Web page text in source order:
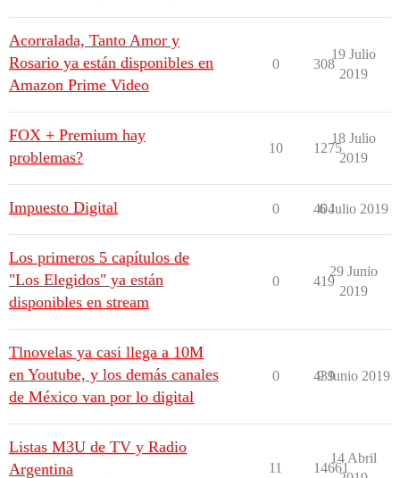
Acorralada, Tanto Amor y
Rosario ya están disponibles en
Amazon Prime Video
0 308
19 Julio
2019
FOX + Premium hay
problemas?
10 1275
18 Julio
2019
Impuesto Digital 0 404
6 Julio 2019
Los primeros 5 capítulos de
"Los Elegidos" ya están
disponibles en stream
0 419
29 Junio
2019
Tlnovelas ya casi llega a 10M
en Youtube, y los demás canales
de México van por lo digital
0 439
9 Junio 2019
Listas M3U de TV y Radio
Argentina
11 14661
14 Abril